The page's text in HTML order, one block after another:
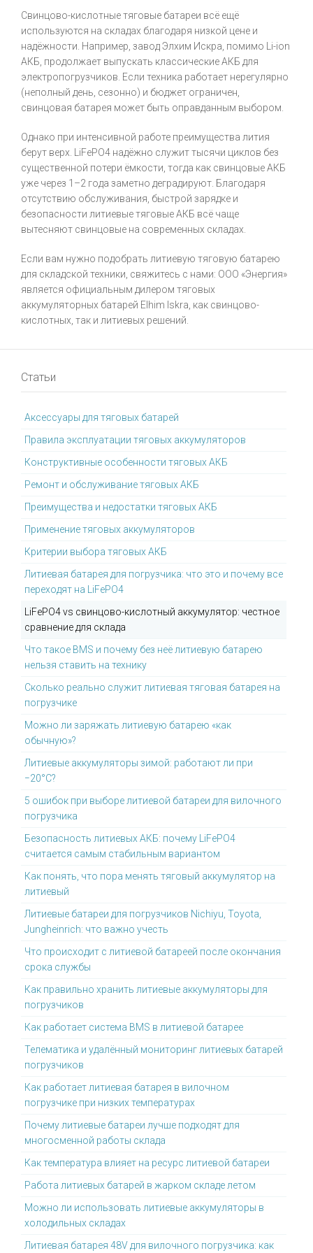
Свинцово-кислотные тяговые батареи всё ещё
используются на складах благодаря низкой цене и
надёжности. Например, завод Элхим Искра, помимо Li-ion
АКБ, продолжает выпускать классические АКБ для
электропогрузчиков. Если техника работает нерегулярно
(неполный день, сезонно) и бюджет ограничен,
свинцовая батарея может быть оправданным выбором.
Однако при интенсивной работе преимущества лития
берут верх. LiFePO4 надёжно служит тысячи циклов без
существенной потери ёмкости, тогда как свинцовые АКБ
уже через 1–2 года заметно деградируют. Благодаря
отсутствию обслуживания, быстрой зарядке и
безопасности литиевые тяговые АКБ всё чаще
вытесняют свинцовые на современных складах.
Если вам нужно подобрать литиевую тяговую батарею
для складской техники, свяжитесь с нами: ООО «Энергия»
является официальным дилером тяговых
аккумуляторных батарей Elhim Iskra, как свинцово-
кислотных, так и литиевых решений.
Статьи
Аксессуары для тяговых батарей
Правила эксплуатации тяговых аккумуляторов
Конструктивные особенности тяговых АКБ
Ремонт и обслуживание тяговых АКБ
Преимущества и недостатки тяговых АКБ
Применение тяговых аккумуляторов
Критерии выбора тяговых АКБ
Литиевая батарея для погрузчика: что это и почему все
переходят на LiFePO4
LiFePO4 vs свинцово-кислотный аккумулятор: честное
сравнение для склада
Что такое BMS и почему без неё литиевую батарею
нельзя ставить на технику
Сколько реально служит литиевая тяговая батарея на
погрузчике
Можно ли заряжать литиевую батарею «как
обычную»?
Литиевые аккумуляторы зимой: работают ли при
−20°C?
5 ошибок при выборе литиевой батареи для вилочного
погрузчика
Безопасность литиевых АКБ: почему LiFePO4
считается самым стабильным вариантом
Как понять, что пора менять тяговый аккумулятор на
литиевый
Литиевые батареи для погрузчиков Nichiyu, Toyota,
Jungheinrich: что важно учесть
Что происходит с литиевой батареей после окончания
срока службы
Как правильно хранить литиевые аккумуляторы для
погрузчиков
Как работает система BMS в литиевой батарее
Телематика и удалённый мониторинг литиевых батарей
погрузчиков
Как работает литиевая батарея в вилочном
погрузчике при низких температурах
Почему литиевые батареи лучше подходят для
многосменной работы склада
Как температура влияет на ресурс литиевой батареи
Работа литиевых батарей в жарком складе летом
Можно ли использовать литиевые аккумуляторы в
холодильных складах
Литиевая батарея 48V для вилочного погрузчика: как